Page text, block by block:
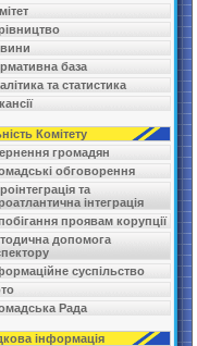
база
та статистика
Комітету
громадян
обговорення
та
інтеграція
проявам корупції
допомога
суспільство
Рада
інформація